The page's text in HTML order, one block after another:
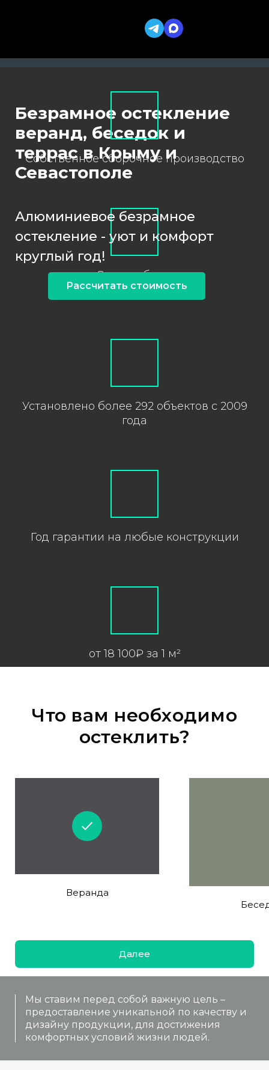
Рассчитать стоимость
Алюминиевое безрамное
остекление - уют и комфорт
круглый год!
Безрамное остекление
веранд, беседок и
террас в Крыму и
Севастополе
Собственное сборочное производство
Опыт работы
более 16 лет
Установлено более 292 объектов с 2009
года
Год гарантии на любые конструкции
от 18 100₽ за 1 м²
Что вам необходимо
остеклить?
Веранда
Далее
Мы ставим перед собой важную цель –
предоставление уникальной по качеству и
дизайну продукции, для достижения
комфортных условий жизни людей.